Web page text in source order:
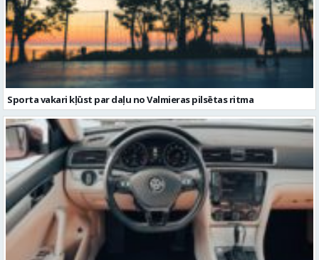
Sporta vakari kļūst par daļu no Valmieras pilsētas ritma
Volkswagen Passat uzturēšana: praktiska pieeja ilgākam